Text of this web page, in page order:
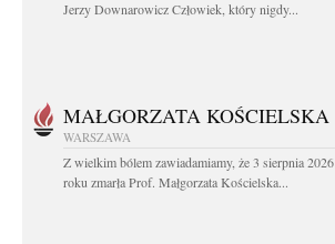
Jerzy Downarowicz Człowiek, który nigdy...
MAŁGORZATA KOŚCIELSKA
WARSZAWA
Z wielkim bólem zawiadamiamy, że 3 sierpnia 2026
roku zmarła Prof. Małgorzata Kościelska...